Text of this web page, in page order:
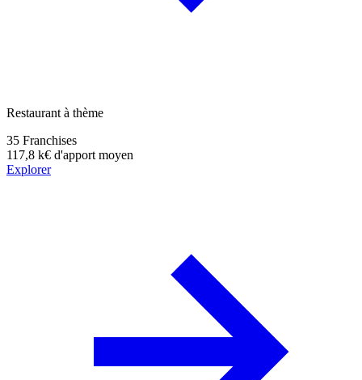
Restaurant à thème
35 Franchises
117,8 k€ d'apport moyen
Explorer